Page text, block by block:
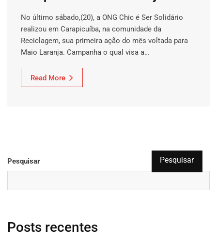
No último sábado,(20), a ONG Chic é Ser Solidário
realizou em Carapicuíba, na comunidade da
Reciclagem, sua primeira ação do mês voltada para
Maio Laranja. Campanha o qual visa a…
Read More
Pesquisar Pesquisar
Posts recentes